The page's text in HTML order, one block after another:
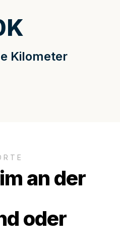
Kilometer
K
an der
oder